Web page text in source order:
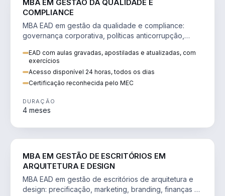
MBA EM GESTÃO DA QUALIDADE E
COMPLIANCE
MBA EAD em gestão da qualidade e compliance:
governança corporativa, políticas anticorrupção,
EAD com aulas gravadas, apostiladas e atualizadas, com
exercícios
Acesso disponível 24 horas, todos os dias
Certificação reconhecida pelo MEC
DURAÇÃO
4 meses
MBA EM GESTÃO DE ESCRITÓRIOS EM
ARQUITETURA E DESIGN
MBA EAD em gestão de escritórios de arquitetura e
design: precificação, marketing, branding, finanças e